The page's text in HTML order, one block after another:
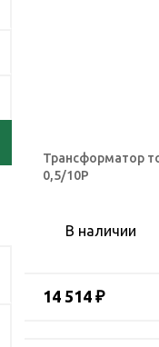
Трансформатор
0,5/10Р
В наличии
14 514 ₽